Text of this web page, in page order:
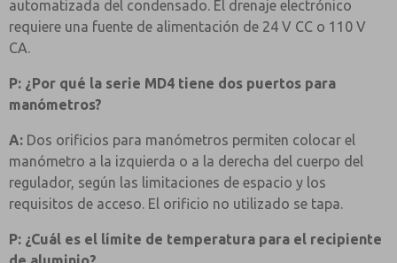
automatizada del condensado. El drenaje electrónico
requiere una fuente de alimentación de 24 V CC o 110 V
CA.
P: ¿Por qué la serie MD4 tiene dos puertos para
manómetros?
A: Dos orificios para manómetros permiten colocar el
manómetro a la izquierda o a la derecha del cuerpo del
regulador, según las limitaciones de espacio y los
requisitos de acceso. El orificio no utilizado se tapa.
P: ¿Cuál es el límite de temperatura para el recipiente